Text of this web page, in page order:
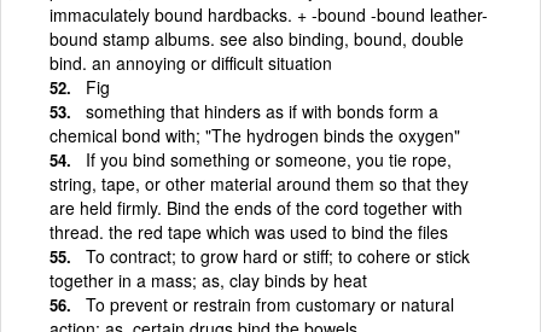
immaculately bound hardbacks. + -bound -bound leather-
bound stamp albums. see also binding, bound, double
bind. an annoying or difficult situation
Fig
something that hinders as if with bonds form a
chemical bond with; "The hydrogen binds the oxygen"
If you bind something or someone, you tie rope,
string, tape, or other material around them so that they
are held firmly. Bind the ends of the cord together with
thread. the red tape which was used to bind the files
To contract; to grow hard or stiff; to cohere or stick
together in a mass; as, clay binds by heat
To prevent or restrain from customary or natural